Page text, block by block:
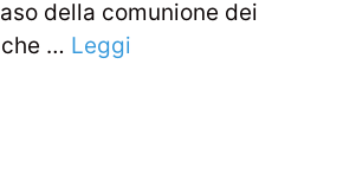
della comunione dei
… Leggi